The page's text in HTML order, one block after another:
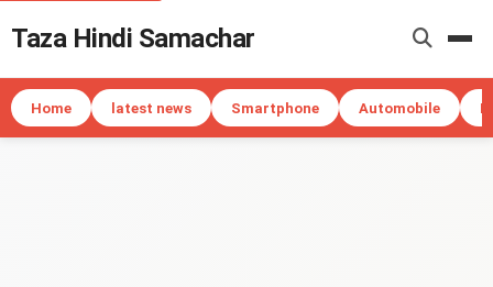
Taza Hindi Samachar
Home latest news Smartphone Automobile